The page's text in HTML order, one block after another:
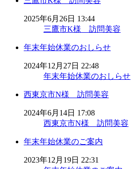
2025年6月26日 13:44
三鷹市K様 訪問美容
年末年始休業のおしらせ
2024年12月27日 22:48
年末年始休業のおしらせ
西東京市N様 訪問美容
2024年6月14日 17:08
西東京市N様 訪問美容
年末年始休業のご案内
2023年12月19日 22:31